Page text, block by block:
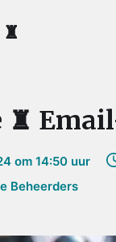
♜
♜
om 14:50 uur
Beheerders